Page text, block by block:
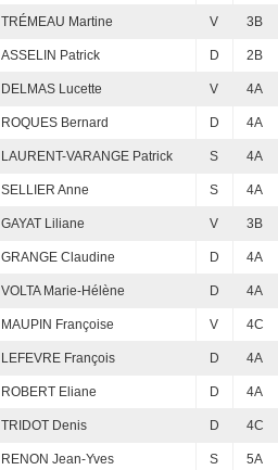
TRÉMEAU Martine V 3B
ASSELIN Patrick D 2B
DELMAS Lucette V 4A
ROQUES Bernard D 4A
LAURENT-VARANGE Patrick S 4A
SELLIER Anne S 4A
GAYAT Liliane V 3B
GRANGE Claudine D 4A
VOLTA Marie-Hélène D 4A
MAUPIN Françoise V 4C
LEFEVRE François D 4A
ROBERT Eliane D 4A
TRIDOT Denis D 4C
RENON Jean-Yves S 5A